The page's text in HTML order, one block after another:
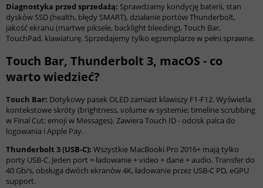
Diagnostyka przed sprzedażą: Sprawdzamy kondycję baterii, stan
dysków SSD (health, błędy SMART), działanie portów Thunderbolt,
jakość ekranu (martwe piksele, backlight bleeding), Touch Bar,
TouchPad, klawiaturę. Sprzedajemy tylko egzemplarze w pełni sprawne.
Touch Bar, Thunderbolt 3, macOS - co
warto wiedzieć?
Touch Bar: Dotykowy pasek OLED zamiast klawiszy F1-F12. Wyświetla
kontekstowe skróty (brightness, volume w systemie; timeline scrubbing
w Final Cut; emoji w Messages). Zawiera Touch ID - odcisk palca do
logowania i Apple Pay.
Thunderbolt 3 (USB-C): Wszystkie MacBooki Pro 2016+ mają tylko
porty USB-C. Jeden port = ładowanie + video + dane + audio. Transfer do
40 Gb/s, obsługa dwóch ekranów 4K, ładowanie przez USB-C PD, eGPU
support.